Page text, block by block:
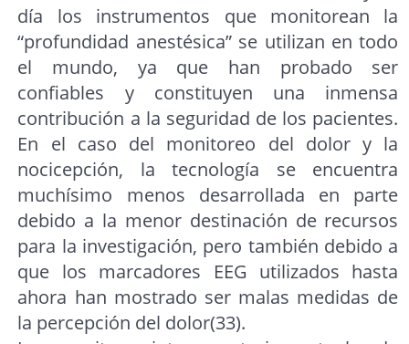
día los instrumentos que monitorean la
“profundidad anestésica” se utilizan en todo
el mundo, ya que han probado ser
confiables y constituyen una inmensa
contribución a la seguridad de los pacientes.
En el caso del monitoreo del dolor y la
nocicepción, la tecnología se encuentra
muchísimo menos desarrollada en parte
debido a la menor destinación de recursos
para la investigación, pero también debido a
que los marcadores EEG utilizados hasta
ahora han mostrado ser malas medidas de
la percepción del dolor(33).